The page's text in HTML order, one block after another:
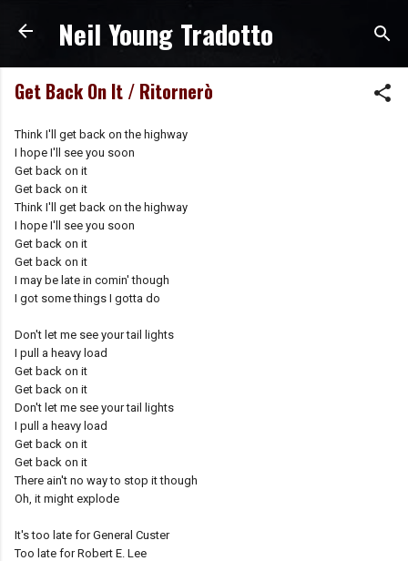
Passa ai contenuti principali
Neil Young Tradotto
Get Back On It / Ritornerò
Think I'll get back on the highway
I hope I'll see you soon
Get back on it
Get back on it
Think I'll get back on the highway
I hope I'll see you soon
Get back on it
Get back on it
I may be late in comin' though
I got some things I gotta do
Don't let me see your tail lights
I pull a heavy load
Get back on it
Get back on it
Don't let me see your tail lights
I pull a heavy load
Get back on it
Get back on it
There ain't no way to stop it though
Oh, it might explode
It's too late for General Custer
Too late for Robert E. Lee